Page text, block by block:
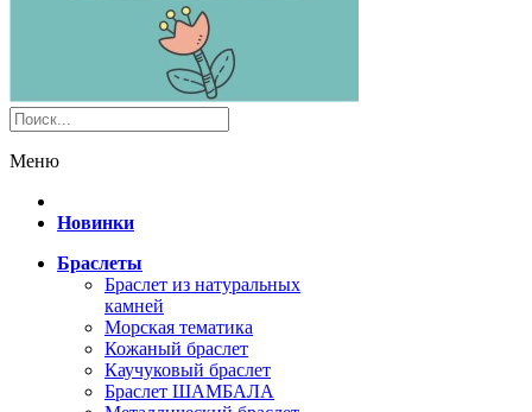
Меню
Новинки
Браслеты
Браслет из натуральных
камней
Морская тематика
Кожаный браслет
Каучуковый браслет
Браслет ШАМБАЛА